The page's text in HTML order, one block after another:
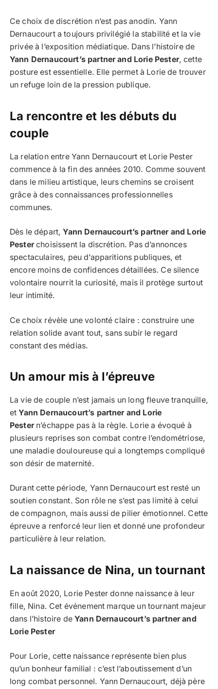
Ce choix de discrétion n’est pas anodin. Yann
Dernaucourt a toujours privilégié la stabilité et la vie
privée à l’exposition médiatique. Dans l’histoire de
Yann Dernaucourt’s partner and Lorie Pester, cette
posture est essentielle. Elle permet à Lorie de trouver
un refuge loin de la pression publique.
La rencontre et les débuts du
couple
La relation entre Yann Dernaucourt et Lorie Pester
commence à la fin des années 2010. Comme souvent
dans le milieu artistique, leurs chemins se croisent
grâce à des connaissances professionnelles
communes.
Dès le départ,Yann Dernaucourt’s partner and Lorie
Pesterchoisissent la discrétion. Pas d’annonces
spectaculaires, peu d’apparitions publiques, et
encore moins de confidences détaillées. Ce silence
volontaire nourrit la curiosité, mais il protège surtout
leur intimité.
Ce choix révèle une volonté claire : construire une
relation solide avant tout, sans subir le regard
constant des médias.
Un amour mis à l’épreuve
La vie de couple n’est jamais un long fleuve tranquille,
etYann Dernaucourt’s partner and Lorie
Pestern’échappe pas à la règle. Lorie a évoqué à
plusieurs reprises son combat contre l’endométriose,
une maladie douloureuse qui a longtemps compliqué
son désir de maternité.
Durant cette période, Yann Dernaucourt est resté un
soutien constant. Son rôle ne s’est pas limité à celui
de compagnon, mais aussi de pilier émotionnel. Cette
épreuve a renforcé leur lien et donné une profondeur
particulière à leur relation.
La naissance de Nina, un tournant
En août 2020, Lorie Pester donne naissance à leur
fille, Nina. Cet événement marque un tournant majeur
dans l’histoire deYann Dernaucourt’s partner and
Lorie Pester
Pour Lorie, cette naissance représente bien plus
qu’un bonheur familial : c’est l’aboutissement d’un
long combat personnel. Yann Dernaucourt, déjà père